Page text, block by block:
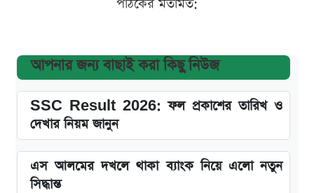
পাঠকের মতামত:
আপনার জন্য বাছাই করা কিছু নিউজ
SSC Result 2026: ফল প্রকাশের তারিখ ও
দেখার নিয়ম জানুন
এস আলমের দখলে থাকা ব্যাংক নিয়ে এলো নতুন
সিদ্ধান্ত